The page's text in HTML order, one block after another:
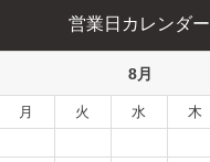
営業日カレンダー
8月
月 火 水 木